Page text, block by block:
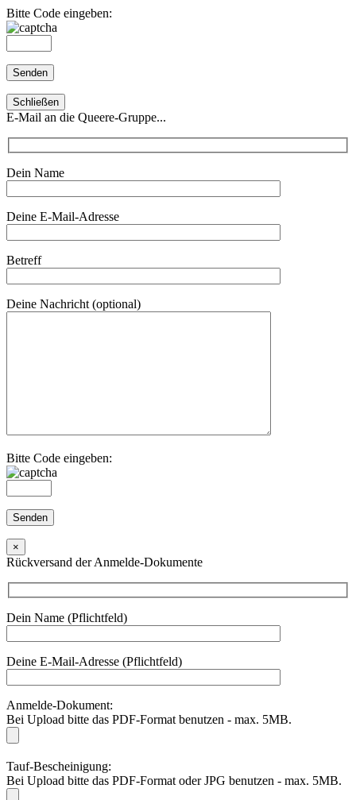
Bitte Code eingeben:
Schließen
E-Mail an die Queere-Gruppe...
Dein Name
Deine E-Mail-Adresse
Betreff
Deine Nachricht (optional)
Bitte Code eingeben:
×
Rückversand der Anmelde-Dokumente
Dein Name (Pflichtfeld)
Deine E-Mail-Adresse (Pflichtfeld)
Anmelde-Dokument:
Bei Upload bitte das PDF-Format benutzen - max. 5MB.
Tauf-Bescheinigung:
Bei Upload bitte das PDF-Format oder JPG benutzen - max. 5MB.